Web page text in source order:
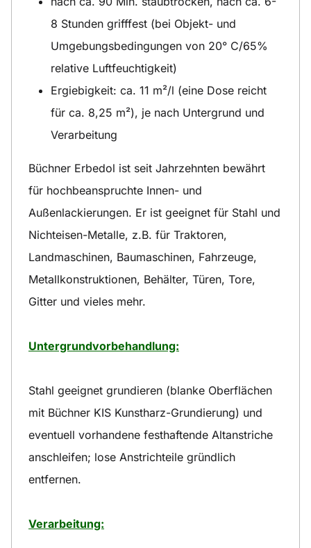
8 Stunden grifffest (bei Objekt- und
Umgebungsbedingungen von 20° C/65%
relative Luftfeuchtigkeit)
Ergiebigkeit: ca. 11 m²/l (eine Dose reicht
für ca. 8,25 m²), je nach Untergrund und
Verarbeitung
Büchner Erbedol ist seit Jahrzehnten bewährt
für hochbeanspruchte Innen- und
Außenlackierungen. Er ist geeignet für Stahl und
Nichteisen-Metalle, z.B. für Traktoren,
Landmaschinen, Baumaschinen, Fahrzeuge,
Metallkonstruktionen, Behälter, Türen, Tore,
Gitter und vieles mehr.
Untergrundvorbehandlung:
Stahl geeignet grundieren (blanke Oberflächen
mit Büchner KIS Kunstharz-Grundierung) und
eventuell vorhandene festhaftende Altanstriche
anschleifen; lose Anstrichteile gründlich
entfernen.
Verarbeitung: